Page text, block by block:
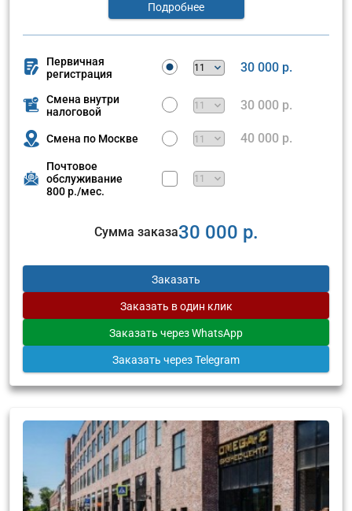
Подробнее
Первичная
регистрация
30 000 р.
Смена внутри
налоговой
30 000 р.
Смена по Москве 40 000 р.
Почтовое
обслуживание
800 р./мес.
Сумма заказа30 000 р.
Заказать
Заказать в один клик
Заказать через WhatsApp
Заказать через Telegram